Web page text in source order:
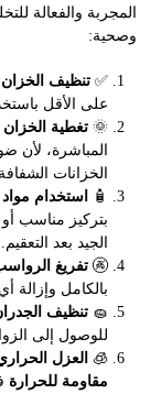
المجربة والفعالة
وصحية:
✅تنظيف الخزان
على الأقل
🌞تغطية الخزان
المباشرة،
الخزانات
🧴
استخدام
بتركيز مناسب
الجيد بعد التعقيم.
🚱تفريغ
بالكامل
🧽تنظيف
للوصول إلى
🧊 العزل
مقاومة للحرارة